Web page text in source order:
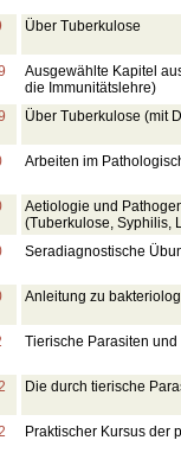
Über Tuberkulose
Ausgewählte Kapitel
die Immunitätslehre)
Über Tuberkulose (mit
Arbeiten im
Aetiologie und
(Tuberkulose, Syphilis,
Seradiagnostische
Anleitung zu
Tierische Parasiten
Die durch tierische
Praktischer Kursus der